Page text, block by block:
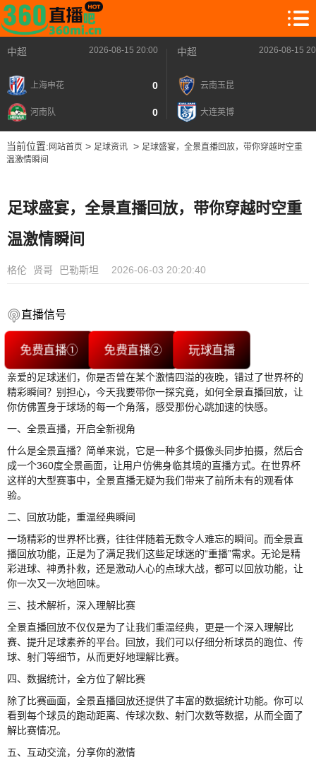
中超 2026-08-15 20:00
上海申花 0
河南队 0
中超 2026-08-15
云南玉昆
大连英博
当前位置: 网站首页> 足球资讯> 足球盛宴，全景直播回放，带你穿越时空重
温激情瞬间
足球盛宴，全景直播回放，带你穿越时空重
温激情瞬间
格伦 贤哥 巴勒斯坦 2026-06-03 20:20:40
直播信号
免费直播① 免费直播② 玩球直播
亲爱的足球迷们，你是否曾在某个激情四溢的夜晚，错过了世界杯的
精彩瞬间？别担心，今天我要带你一探究竟，如何全景直播回放，让
你仿佛置身于球场的每一个角落，感受那份心跳加速的快感。
一、全景直播，开启全新视角
什么是全景直播？简单来说，它是一种多个摄像头同步拍摄，然后合
成一个360度全景画面，让用户仿佛身临其境的直播方式。在世界杯
这样的大型赛事中，全景直播无疑为我们带来了前所未有的观看体
验。
二、回放功能，重温经典瞬间
一场精彩的世界杯比赛，往往伴随着无数令人难忘的瞬间。而全景直
播回放功能，正是为了满足我们这些足球迷的“重播”需求。无论是精
彩进球、神勇扑救，还是激动人心的点球大战，都可以回放功能，让
你一次又一次地回味。
三、技术解析，深入理解比赛
全景直播回放不仅仅是为了让我们重温经典，更是一个深入理解比
赛、提升足球素养的平台。回放，我们可以仔细分析球员的跑位、传
球、射门等细节，从而更好地理解比赛。
四、数据统计，全方位了解比赛
除了比赛画面，全景直播回放还提供了丰富的数据统计功能。你可以
看到每个球员的跑动距离、传球次数、射门次数等数据，从而全面了
解比赛情况。
五、互动交流，分享你的激情